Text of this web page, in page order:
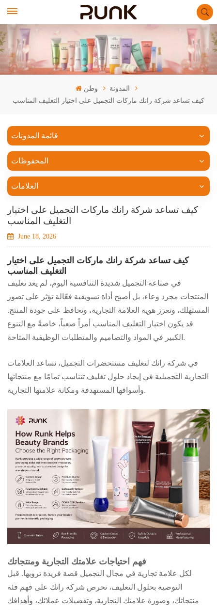
وطن
المدونة
كيف تساعد شركة رانك ماركات التجميل على اختيار التغليف المناسب
قائمة المدونات
المحفوظات
العلامات
كيف تساعد شركة رانك ماركات التجميل على اختيار
التغليف المناسب
June 18, 2026
كيف تساعد شركة رانك ماركات التجميل على اختيار
التغليف المناسب
في صناعة التجميل شديدة التنافسية اليوم، لم يعد تغليف
المنتجات مجرد وعاء، بل أصبح أداة تسويقية فعّالة تؤثر على تصور
المستهلك، وتعزز هوية العلامة التجارية، وتحافظ على جودة المنتج.
قد يكون اختيار التغليف المناسب أمراً صعباً، خاصةً مع التنوع
الكبير في المواد والتصاميم والمتطلبات الوظيفية المتاحة.
في شركة رانك لتغليف مستحضرات التجميل، نساعد العلامات
التجارية التجميلية في إيجاد حلول تغليف تتناسب تمامًا مع منتجاتها
وأسواقها المستهدفة ومكانة علامتها التجارية.
فهم احتياجات علامتك التجارية ومنتجاتك
لكل علامة تجارية في مجال التجميل قصة فريدة ترويها. قبل
التوصية بحلول التغليف، تحرص شركة رانك على فهم فئة
منتجاتك، وصورة علامتك التجارية، وتفضيلات عملائك، وأهدافك